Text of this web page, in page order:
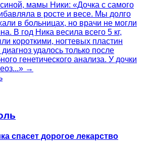
мамы Ники: «Дочка с самого
в росте и весе. Мы долго
в больницах, но врачи не могли
В год Ника весила всего 5 кг,
короткими, ногтевых пластин
удалось только после
генетического анализа. У дочки
→
спасет дорогое лекарство